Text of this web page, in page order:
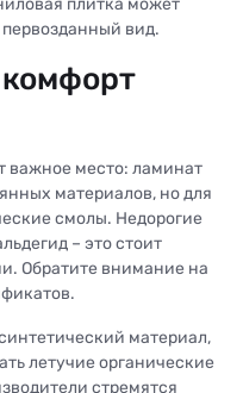
вид.
комфорт
важное место: ламинат
материалов, но для
смолы. Недорогие
– это стоит
Обратите внимание на
материал,
летучие органические
стремятся